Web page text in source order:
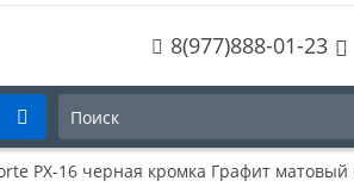
8(977)888-01-23
PX-16 черная кромка Графит матовый